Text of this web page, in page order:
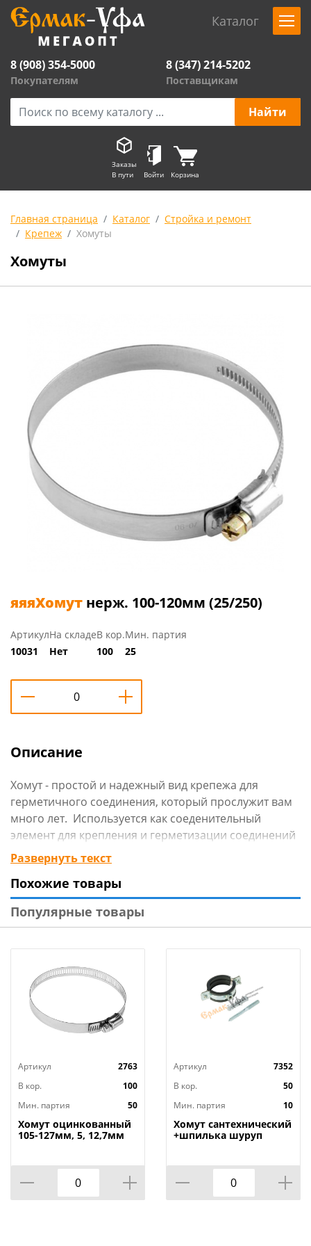
Каталог
8 (908) 354-5000
Покупателям
8 (347) 214-5202
Поставщикам
Заказы
В пути
Войти Корзина
Главная страница Каталог
Стройка и ремонт
Крепеж
Хомуты
Хомуты
яяяХомут нерж. 100-120мм (25/250)
Артикул
10031
На складе
Нет
В кор.
100
Мин. партия
25
Описание
Хомут - простой и надежный вид крепежа для
герметичного соединения, который прослужит вам
много лет. Используется как соеденительный
элемент для крепления и герметизации соединений
шлангов, патрубков и других жестких и гибких
трубопроводов.
Технические характеристики:
Тип: Хомут
Ширина, мм: 9
Материал: Нержавеющая сталь
Страна изготовитель: Россия
Развернуть текст
Похожие товары
Популярные товары
Артикул
2763
В кор.
100
Мин. партия
50
Хомут оцинкованный
105-127мм, 5, 12,7мм
Артикул
7352
В кор.
50
Мин. партия
10
Хомут сантехнический
+шпилька шуруп